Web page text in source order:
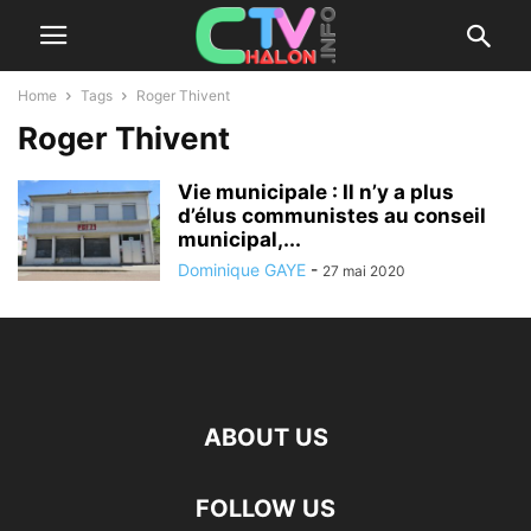
Home Tags Roger Thivent
Roger Thivent
Vie municipale : Il n’y a plus
d’élus communistes au conseil
municipal,...
Dominique GAYE - 27 mai 2020
ABOUT US
FOLLOW US